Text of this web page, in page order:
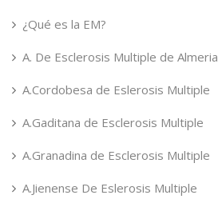
¿Qué es la EM?
A. De Esclerosis Multiple de Almeria
A.Cordobesa de Eslerosis Multiple
A.Gaditana de Esclerosis Multiple
A.Granadina de Esclerosis Multiple
A.Jienense De Eslerosis Multiple